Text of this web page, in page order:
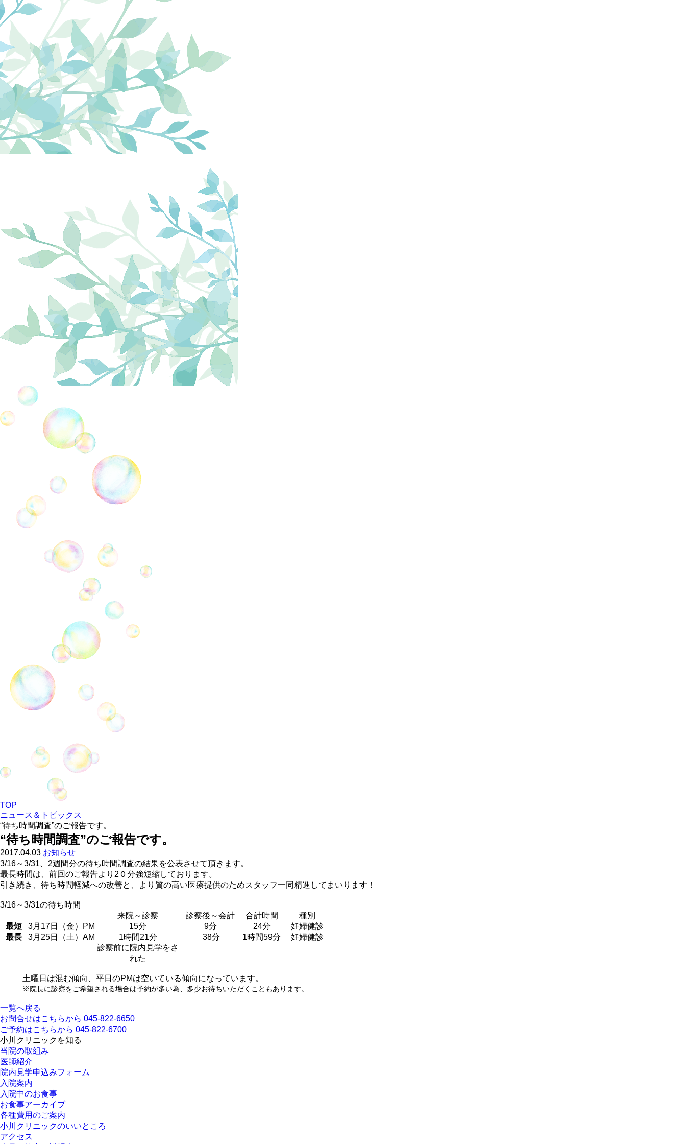
TOP
ニュース＆トピックス
“待ち時間調査”のご報告です。
“待ち時間調査”のご報告です。
2017.04.03 お知らせ
3/16～3/31、2週間分の待ち時間調査の結果を公表させて頂きます。
最長時間は、前回のご報告より2０分強短縮しております。
引き続き、待ち時間軽減への改善と、より質の高い医療提供のためスタッフ一同精進してまいります！
3/16～3/31の待ち時間
来院～診察
診察後～会計 合計時間
種別
最短
3月17日（金）PM 15分 9分 24分
妊婦健診
最長
3月25日（土）AM
1時間21分
診察前に院内見学をさ
れた
38分 1時間59分 妊婦健診
土曜日は混む傾向、平日のPMは空いている傾向になっています。
※院長に診察をご希望される場合は予約が多い為、多少お待ちいただくこともあります。
一覧へ戻る
お問合せはこちらから 045-822-6650
ご予約はこちらから 045-822-6700
小川クリニックを知る
当院の取組み
医師紹介
院内見学申込みフォーム
入院案内
入院中のお食事
お食事アーカイブ
各種費用のご案内
小川クリニックのいいところ
アクセス